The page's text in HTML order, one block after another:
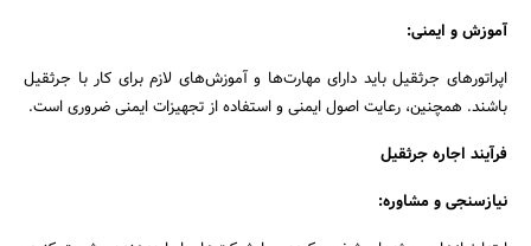
آموزش و ایمنی:
اپراتورهای جرثقیل باید دارای مهارت‌ها و آموزش‌های لازم برای کار با جرثقیل
باشند. همچنین، رعایت اصول ایمنی و استفاده از تجهیزات ایمنی ضروری است.
فرآیند اجاره جرثقیل
نیازسنجی و مشاوره: